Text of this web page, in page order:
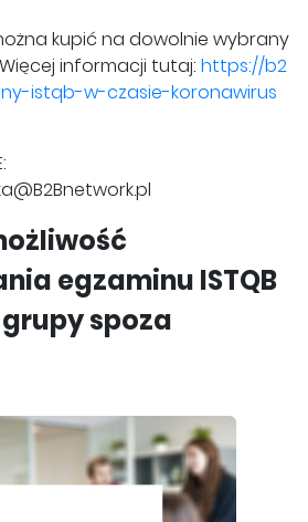
kupić na dowolnie wybrany
informacji tutaj: https://b2
istqb-w-czasie-koronawirus
egzaminu ISTQB
spoza